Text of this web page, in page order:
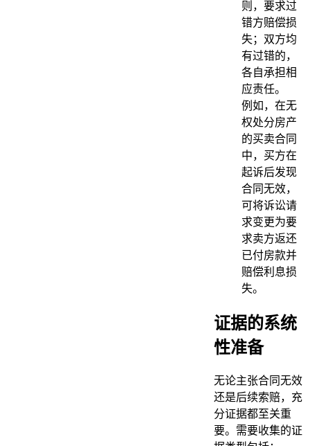
则，要求过
错方赔偿损
失；双方均
有过错的，
各自承担相
应责任。
例如，在无
权处分房产
的买卖合同
中，买方在
起诉后发现
合同无效，
可将诉讼请
求变更为要
求卖方返还
已付房款并
赔偿利息损
失。
证据的系统
性准备
无论主张合同无效
还是后续索赔，充
分证据都至关重
要。需要收集的证